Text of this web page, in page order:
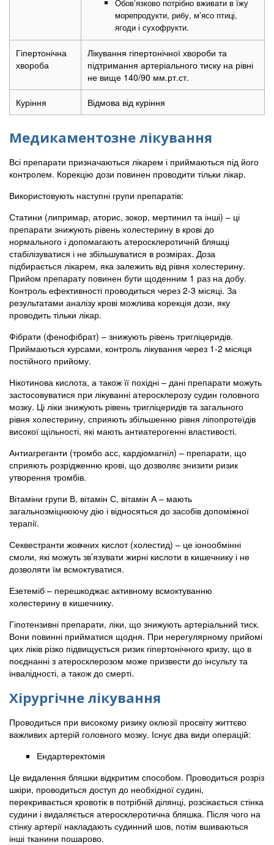
Обов’язково потрібно вживати в їжу
морепродукти, рибу, м’ясо птиці,
ягоди і сухофрукти.
Гіпертонічна
хвороба
Лікування гіпертонічної хвороби та
підтримання артеріального тиску на рівні
не вище 140/90 мм.рт.ст.
Куріння Відмова від куріння
Медикаментозне лікування
Всі препарати призначаються лікарем і приймаються під його
контролем. Корекцію дози повинен проводити тільки лікар.
Використовують наступні групи препаратів:
Статини (липримар, аторис, зокор, мертинил та інші) – ці
препарати знижують рівень холестерину в крові до
нормального і допомагають атеросклеротичній бляшці
стабілізуватися і не збільшуватися в розмірах. Доза
підбирається лікарем, яка залежить від рівня холестерину.
Прийом препарату повинен бути щоденним 1 раз на добу.
Контроль ефективності проводиться через 2-3 місяці. За
результатами аналізу крові можлива корекція дози, яку
проводить тільки лікар.
Фібрати (фенофібрат) – знижують рівень тригліцеридів.
Приймаються курсами, контроль лікування через 1-2 місяця
постійного прийому.
Нікотинова кислота, а також її похідні – дані препарати можуть
застосовуватися при лікуванні атеросклерозу судин головного
мозку. Ці ліки знижують рівень тригліцеридів та загального
рівня холестерину, сприяють збільшенню рівня ліпопротеїдів
високої щільності, які мають антиатерогенні властивості.
Антиагреганти (тромбо асс, кардіомагніл) – препарати, що
сприяють розрідженню крові, що дозволяє знизити ризик
утворення тромбів.
Вітаміни групи В, вітамін С, вітамін А – мають
загальнозміцнюючу дію і відносяться до засобів допоміжної
терапії.
Секвестранти жовчних кислот (холестид) – це іонообмінні
смоли, які можуть зв’язувати жирні кислоти в кишечнику і не
дозволяти їм всмоктуватися.
Езетеміб – перешкоджає активному всмоктуванню
холестерину в кишечнику.
Гіпотензивні препарати, ліки, що знижують артеріальний тиск.
Вони повинні прийматися щодня. При нерегулярному прийомі
цих ліків різко підвищується ризик гіпертонічного кризу, що в
поєднанні з атеросклерозом може призвести до інсульту та
інвалідності, а також до смерті.
Хірургічне лікування
Проводиться при високому ризику оклюзії просвіту життєво
важливих артерій головного мозку. Існує два види операцій:
Ендартеректомія
Це видалення бляшки відкритим способом. Проводиться розріз
шкіри, проводиться доступ до необхідної судині,
перекривається кровотік в потрібній ділянці, розсікається стінка
судини і видаляється атеросклеротична бляшка. Після чого на
стінку артерії накладають судинний шов, потім вшиваються
інші тканини пошарово.